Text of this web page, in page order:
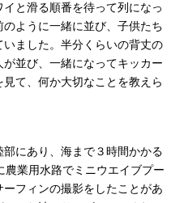
と滑る順番を待って列になっ
ように一緒に並び、子供たち
ました。半分くらいの背丈の
並び、一緒になってキッカー
て、何か大切なことを教えら
にあり、海まで３時間かかる
業用水路でミニウエイブプー
フィンの撮影をしたことがあ